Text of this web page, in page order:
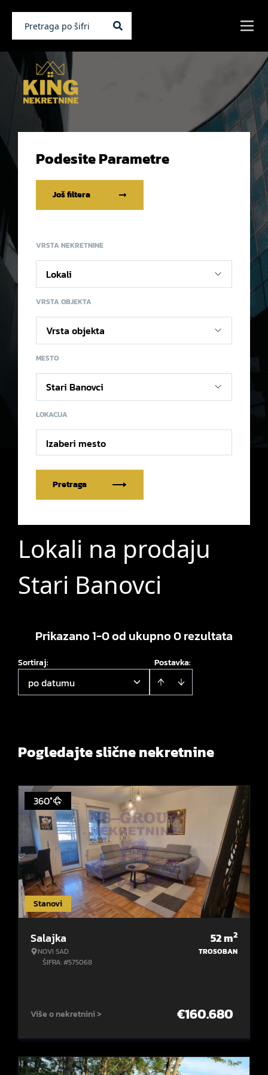
Podesite Parametre
Još filtera
VRSTA NEKRETNINE
VRSTA OBJEKTA
MESTO
LOKACIJA
Izaberi mesto
Pretraga
Lokali na prodaju
Stari Banovci
Prikazano 1-0 od ukupno 0 rezultata
Postavka:
Sortiraj:
po datumu
Pogledajte slične nekretnine
Stanovi
360°
Salajka
NOVI SAD
ŠIFRA: #575068
52m2
TROSOBAN
Više o nekretnini > €160.680